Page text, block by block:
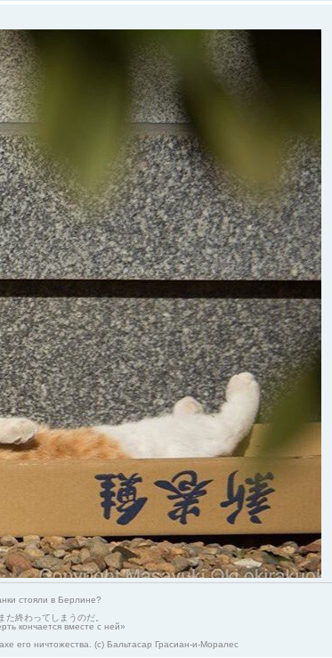
стояли в Берлине?
終わってしまうのだ。
кончается вместе с ней»
его ничтожества. (с) Бальтасар Грасиан-и-Моралес